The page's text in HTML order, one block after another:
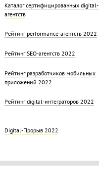
Каталог сертифицированных digital-
агентств
Рейтинг performance-агентств 2022
Рейтинг SEO-агентств 2022
Рейтинг разработчиков мобильных
приложений 2022
Рейтинг digital-интеграторов 2022
Digital-Прорыв 2022